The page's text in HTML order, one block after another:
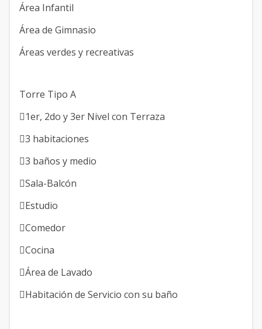
Área Infantil
Área de Gimnasio
Áreas verdes y recreativas
Torre Tipo A
1er, 2do y 3er Nivel con Terraza
3 habitaciones
3 baños y medio
Sala-Balcón
Estudio
Comedor
Cocina
Área de Lavado
Habitación de Servicio con su baño